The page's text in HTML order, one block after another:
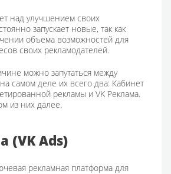
над улучшением своих
запускает новые, так как
объема возможностей для
своих рекламодателей.
можно запутаться между
самом деле их всего два: Кабинет
рекламы и VK Реклама.
из них далее.
(VK Ads)
рекламная платформа для